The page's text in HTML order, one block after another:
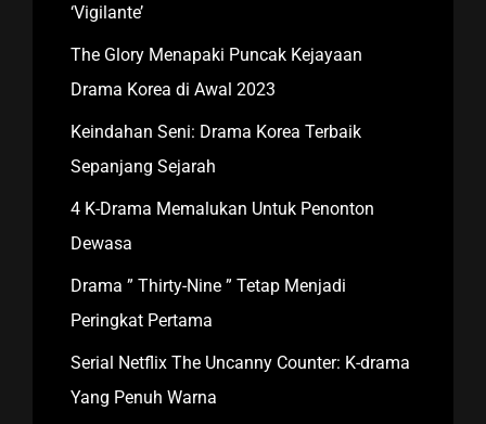
‘Vigilante’
The Glory Menapaki Puncak Kejayaan
Drama Korea di Awal 2023
Keindahan Seni: Drama Korea Terbaik
Sepanjang Sejarah
4 K-Drama Memalukan Untuk Penonton
Dewasa
Drama ” Thirty-Nine ” Tetap Menjadi
Peringkat Pertama
Serial Netflix The Uncanny Counter: K-drama
Yang Penuh Warna